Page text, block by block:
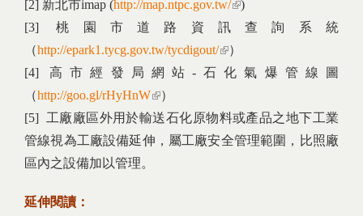
[2] 新北市imap (http://map.ntpc.gov.tw/(link is external)
)
[3] 桃園市道路資訊查詢系統
（http://epark1.tycg.gov.tw/tycdigout/(link is external)
）
[4] 高市經發局網站-石化氣爆管線圖
（http://goo.gl/rHyHnW(link is external)
）
[5] 工廠廠區外用於輸送石化原物料或產品之地下工業
管線視為工廠設備延伸，屬工廠安全管理範圍，比照廠
區內之設備加以管理。
延伸閱讀：